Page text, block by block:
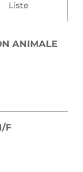
Liste
ANIMALE
F